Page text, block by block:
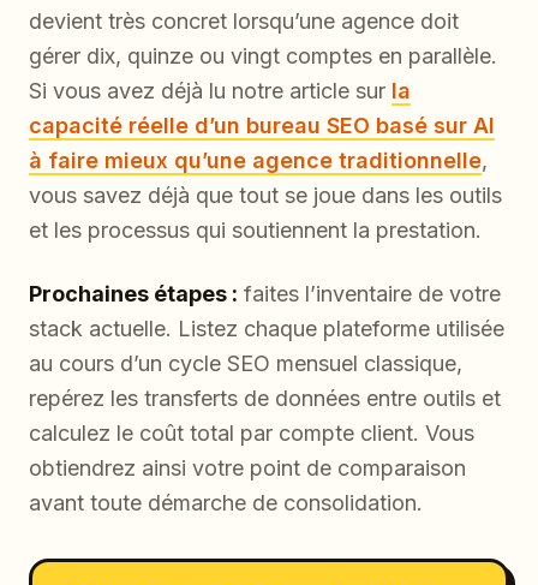
devient très concret lorsqu’une agence doit
gérer dix, quinze ou vingt comptes en parallèle.
Si vous avez déjà lu notre article sur la
capacité réelle d’un bureau SEO basé sur AI
à faire mieux qu’une agence traditionnelle,
vous savez déjà que tout se joue dans les outils
et les processus qui soutiennent la prestation.
Prochaines étapes : faites l’inventaire de votre
stack actuelle. Listez chaque plateforme utilisée
au cours d’un cycle SEO mensuel classique,
repérez les transferts de données entre outils et
calculez le coût total par compte client. Vous
obtiendrez ainsi votre point de comparaison
avant toute démarche de consolidation.